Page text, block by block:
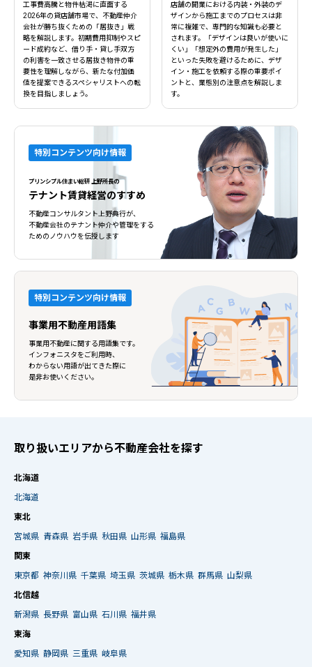
工事費高騰と物件枯渇に直面する
2026年の貸店舗市場で、不動産仲介
会社が勝ち抜くための「居抜き」戦
略を解説します。初期費用抑制やスピ
ード成約など、借り手・貸し手双方
の利害を一致させる居抜き物件の重
要性を理解しながら、新たな付加価
値を提案できるスペシャリストへの転
換を目指しましょう。
店舗の開業における内装・外装のデ
ザインから施工までのプロセスは非
常に複雑で、専門的な知識も必要と
されます。「デザインは良いが使いに
くい」「想定外の費用が発生した」
といった失敗を避けるために、デザ
イン・施工を依頼する際の重要ポイ
ントと、業態別の注意点を解説しま
す。
特別コンテンツ向け情報
プリンシプル住まい総研 上野所長の
テナント賃貸経営のすすめ
不動産コンサルタント上野典行が、
不動産会社のテナント仲介や管理をする
ためのノウハウを伝授します
特別コンテンツ向け情報
事業用不動産用語集
事業用不動産に関する用語集です。
インフォニスタをご利用時、
わからない用語が出てきた際に
是非お使いください。
取り扱いエリアから不動産会社を探す
北海道
北海道
東北
宮城県 青森県 岩手県 秋田県 山形県 福島県
関東
東京都 神奈川県 千葉県 埼玉県 茨城県 栃木県 群馬県 山梨県
北信越
新潟県 長野県 富山県 石川県 福井県
東海
愛知県 静岡県 三重県 岐阜県